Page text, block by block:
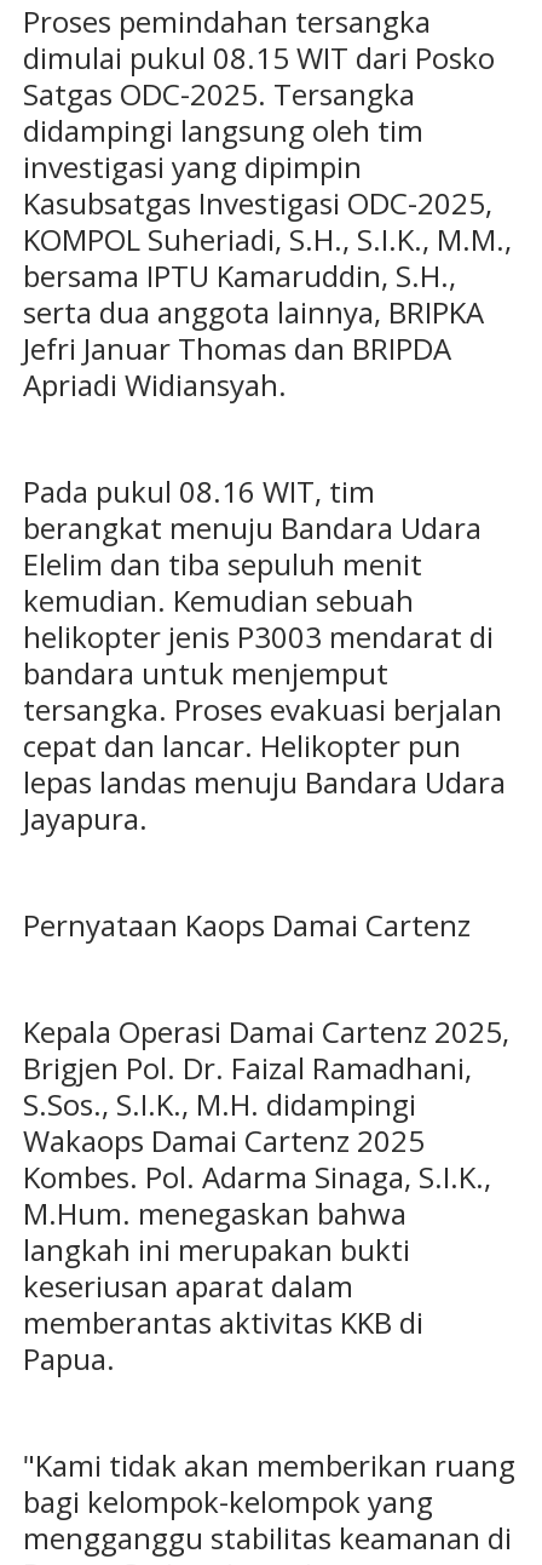
Proses pemindahan tersangka
dimulai pukul 08.15 WIT dari Posko
Satgas ODC-2025. Tersangka
didampingi langsung oleh tim
investigasi yang dipimpin
Kasubsatgas Investigasi ODC-2025,
KOMPOL Suheriadi, S.H., S.I.K., M.M.,
bersama IPTU Kamaruddin, S.H.,
serta dua anggota lainnya, BRIPKA
Jefri Januar Thomas dan BRIPDA
Apriadi Widiansyah.
Pada pukul 08.16 WIT, tim
berangkat menuju Bandara Udara
Elelim dan tiba sepuluh menit
kemudian. Kemudian sebuah
helikopter jenis P3003 mendarat di
bandara untuk menjemput
tersangka. Proses evakuasi berjalan
cepat dan lancar. Helikopter pun
lepas landas menuju Bandara Udara
Jayapura.
Pernyataan Kaops Damai Cartenz
Kepala Operasi Damai Cartenz 2025,
Brigjen Pol. Dr. Faizal Ramadhani,
S.Sos., S.I.K., M.H. didampingi
Wakaops Damai Cartenz 2025
Kombes. Pol. Adarma Sinaga, S.I.K.,
M.Hum. menegaskan bahwa
langkah ini merupakan bukti
keseriusan aparat dalam
memberantas aktivitas KKB di
Papua.
"Kami tidak akan memberikan ruang
bagi kelompok-kelompok yang
mengganggu stabilitas keamanan di